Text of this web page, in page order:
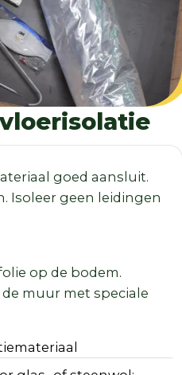
goed aansluit.
Isoleer geen leidingen
op de bodem.
muur met speciale